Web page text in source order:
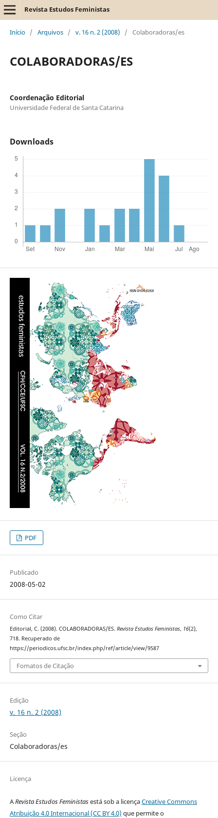
Revista Estudos Feministas
Início / Arquivos / v. 16 n. 2 (2008) / Colaboradoras/es
COLABORADORAS/ES
Coordenação Editorial
Universidade Federal de Santa Catarina
Downloads
PDF
Publicado
2008-05-02
Como Citar
Editorial, C. (2008). COLABORADORAS/ES. Revista Estudos Feministas, 16(2),
718. Recuperado de
https://periodicos.ufsc.br/index.php/ref/article/view/9587
Fomatos de Citação
Edição
v. 16 n. 2 (2008)
Seção
Colaboradoras/es
Licença
ARevista Estudos Feministasestá sob a licençaCreative Commons
Atribuição 4.0 Internacional (CC BY 4.0) que permite o